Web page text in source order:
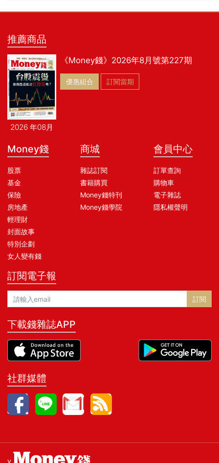
推薦商品
2026 年08月
《Money錢》2026年8月號第227期
優惠組合 訂閱當期
Money錢
股票
基金
保險
房地產
輕理財
封面故事
特別企劃
女人變有錢
商城
雜誌訂閱
書籍購買
Money錢特刊
Money錢學院
會員中心
訂單查詢
購物車
電子雜誌
隱私權聲明
訂閱電子報
訂閱
下載錢雜誌APP
社群媒體
v